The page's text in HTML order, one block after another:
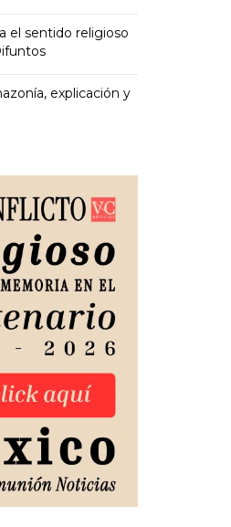
el sentido religioso
explicación y